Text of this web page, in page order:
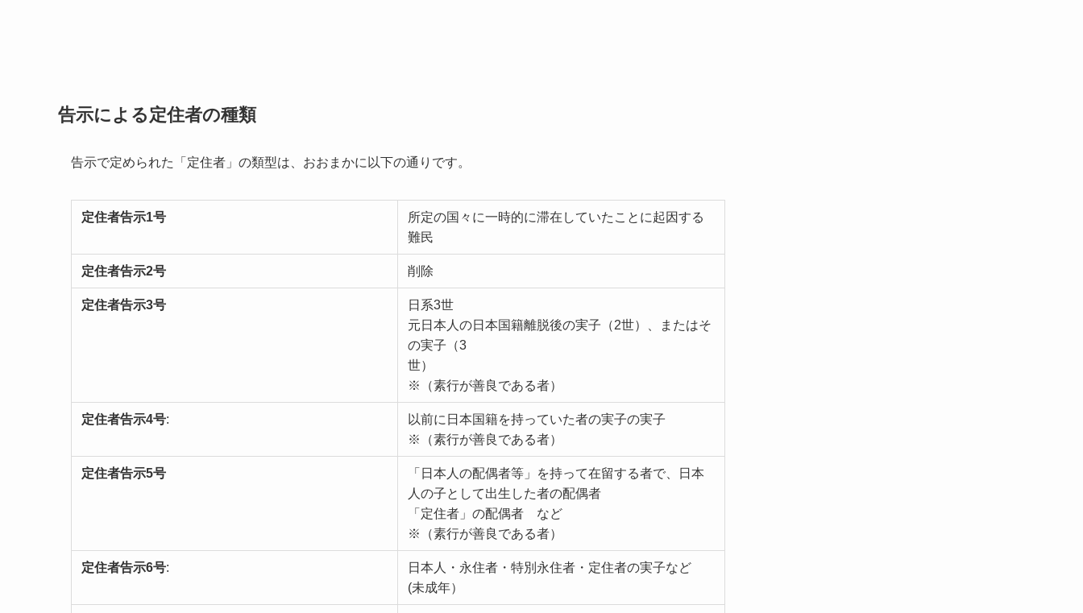
告示による定住者の種類
告示で定められた「定住者」の類型は、おおまかに以下の通りです。
定住者告示1号
所定の国々に一時的に滞在していたことに起因する
難民
定住者告示2号 削除
定住者告示3号
日系3世
元日本人の日本国籍離脱後の実子（2世）、またはそ
の実子（3
世）
※（素行が善良である者）
定住者告示4号:
以前に日本国籍を持っていた者の実子の実子
※（素行が善良である者）
定住者告示5号
「日本人の配偶者等」を持って在留する者で、日本
人の子として出生した者の配偶者
「定住者」の配偶者 など
※（素行が善良である者）
定住者告示6号:
日本人・永住者・特別永住者・定住者の実子など
(未成年）